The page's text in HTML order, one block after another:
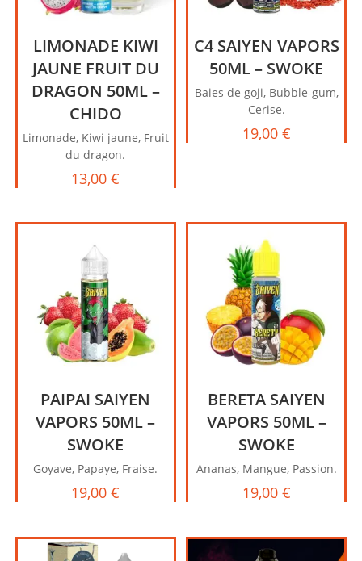
LIMONADE KIWI
JAUNE FRUIT DU
DRAGON 50ML –
CHIDO
Limonade, Kiwi jaune, Fruit
du dragon.
13,00€
C4 SAIYEN VAPORS
50ML – SWOKE
Baies de goji, Bubble-gum,
Cerise.
19,00 €
PAIPAI SAIYEN
VAPORS 50ML –
SWOKE
Goyave, Papaye, Fraise.
19,00€
BERETA SAIYEN
VAPORS 50ML –
SWOKE
Ananas, Mangue, Passion.
19,00 €